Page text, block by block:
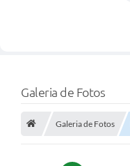
Galeria de Fotos
Galeria de Fotos